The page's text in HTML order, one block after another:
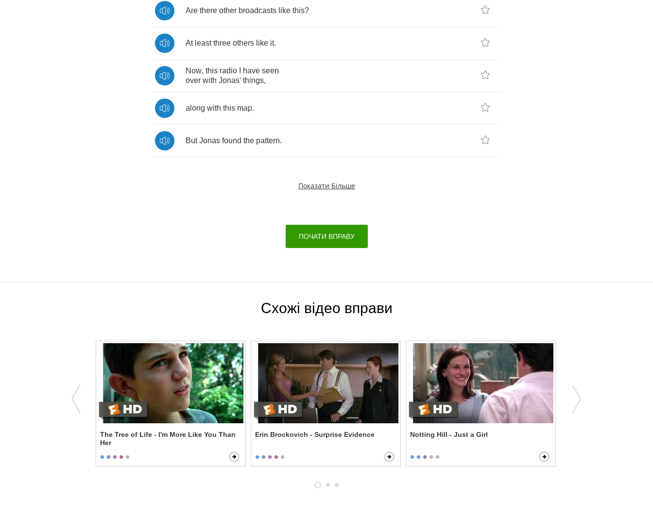
Are there other broadcasts like this?
At least three others like it.
Now, this radio have seen
over with Jonas' things,
along with this map.
But Jonas found the pattern.
Показати Більше
ПОЧАТИ ВПРАВУ
Схожі відео вправи
The Tree of Life - I'm More Like You Than
Her
Erin Brockovich - Surprise Evidence Notting Hill - Just a Girl